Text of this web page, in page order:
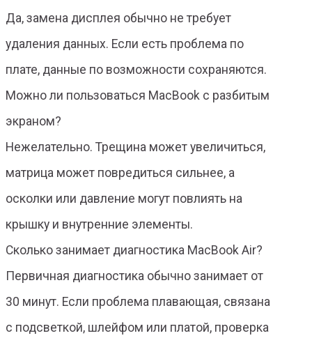
Да, замена дисплея обычно не требует
удаления данных. Если есть проблема по
плате, данные по возможности сохраняются.
Можно ли пользоваться MacBook с разбитым
экраном?
Нежелательно. Трещина может увеличиться,
матрица может повредиться сильнее, а
осколки или давление могут повлиять на
крышку и внутренние элементы.
Сколько занимает диагностика MacBook Air?
Первичная диагностика обычно занимает от
30 минут. Если проблема плавающая, связана
с подсветкой, шлейфом или платой, проверка